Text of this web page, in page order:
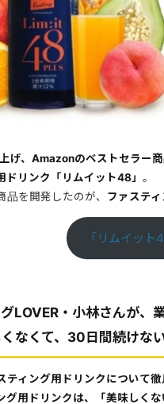
げ、Amazonのベストセラー
ドリンク「リムイット48」 。
品を開発したのが、 ファステ
「リムイッ
グLOVER・小林さんが
なくて、30日間続けな
ティング用ドリンクについて
グ用ドリンクは、「美味しく